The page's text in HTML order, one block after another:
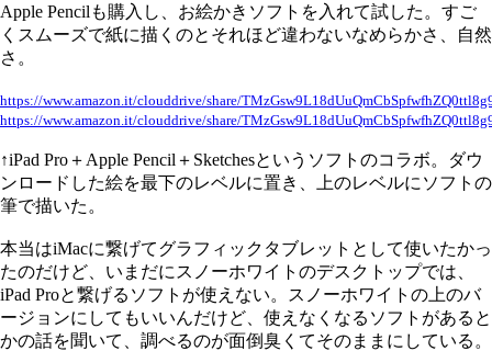
Apple Pencilも購入し、お絵かきソフトを入れて試した。すご
くスムーズで紙に描くのとそれほど違わないなめらかさ、自然
さ。
https://www.amazon.it/clouddrive/share/
https://www.amazon.it/clouddrive/share/
↑iPad Pro＋Apple Pencil＋Sketchesというソフトのコラボ。ダウ
ンロードした絵を最下のレベルに置き、上のレベルにソフトの
筆で描いた。
本当はiMacに繋げてグラフィックタブレットとして使いたかっ
たのだけど、いまだにスノーホワイトのデスクトップでは、
iPad Proと繋げるソフトが使えない。スノーホワイトの上のバ
ージョンにしてもいいんだけど、使えなくなるソフトがあると
かの話を聞いて、調べるのが面倒臭くてそのままにしている。